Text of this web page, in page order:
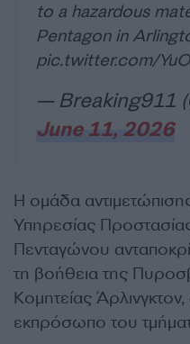
to a hazardous
Pentagon in
pic.twitter.com/
— Breaking911
June 11, 2026
Η ομάδα
Υπηρεσίας
Πενταγώνου
τη βοήθεια της
Κομητείας
εκπρόσωπο του